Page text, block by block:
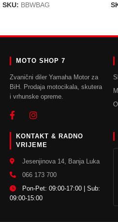
SKU: BBWBAG
MOTO SHOP 7
Zvanični diler Yamaha Motor za
BiH. Prodaja motocikala, skutera
i vrhunske opreme.
KONTAKT & RADNO
VRIJEME
Jesenjinova 14, Banja Luka
066 173 700
Pon-Pet: 09:00-17:00 | Sub:
09:00-15:00